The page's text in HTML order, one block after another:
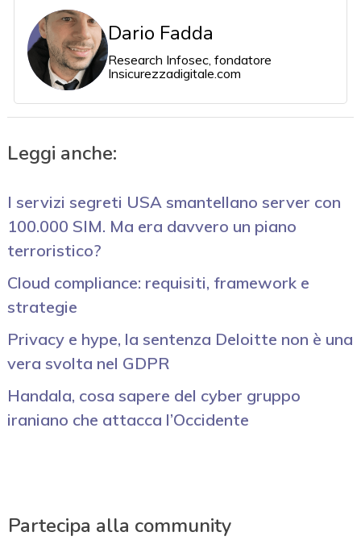
Dario Fadda
Research Infosec, fondatore
Insicurezzadigitale.com
Leggi anche:
I servizi segreti USA smantellano server con
100.000 SIM. Ma era davvero un piano
terroristico?
Cloud compliance: requisiti, framework e
strategie
Privacy e hype, la sentenza Deloitte non è una
vera svolta nel GDPR
Handala, cosa sapere del cyber gruppo
iraniano che attacca l’Occidente
Partecipa alla community